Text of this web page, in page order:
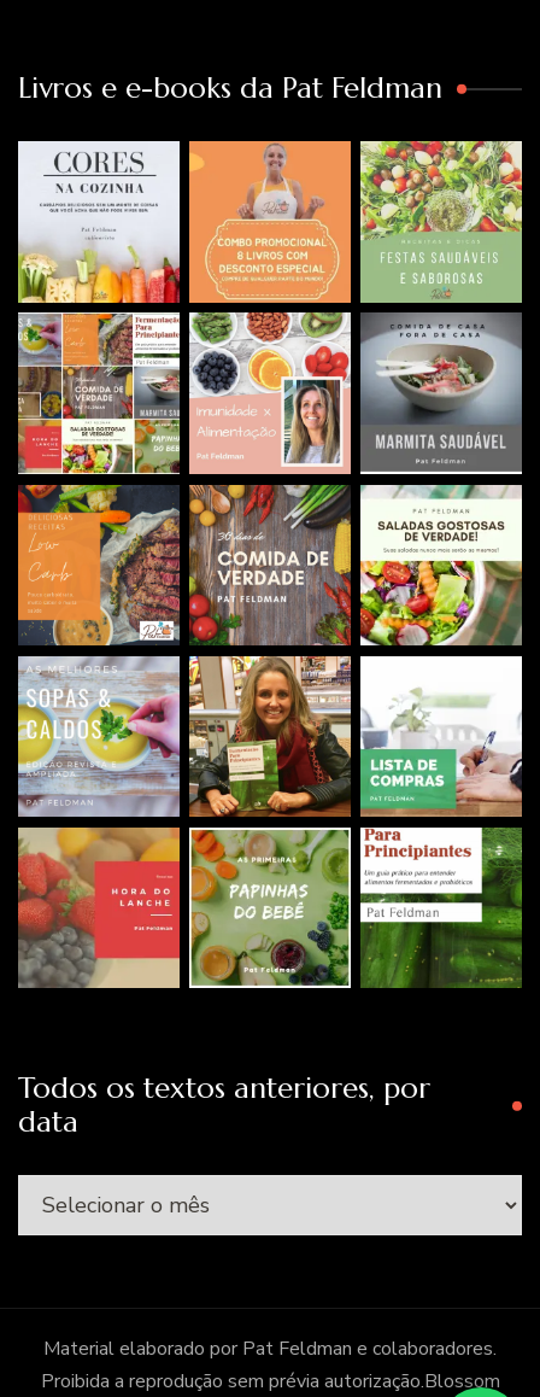
Livros e e-books da Pat Feldman
Todos os textos anteriores, por
data
Todos
os
anteriores,
por
data
Material elaborado por Pat Feldman e colaboradores.
Proibida a reprodução sem prévia autorização.Blossom